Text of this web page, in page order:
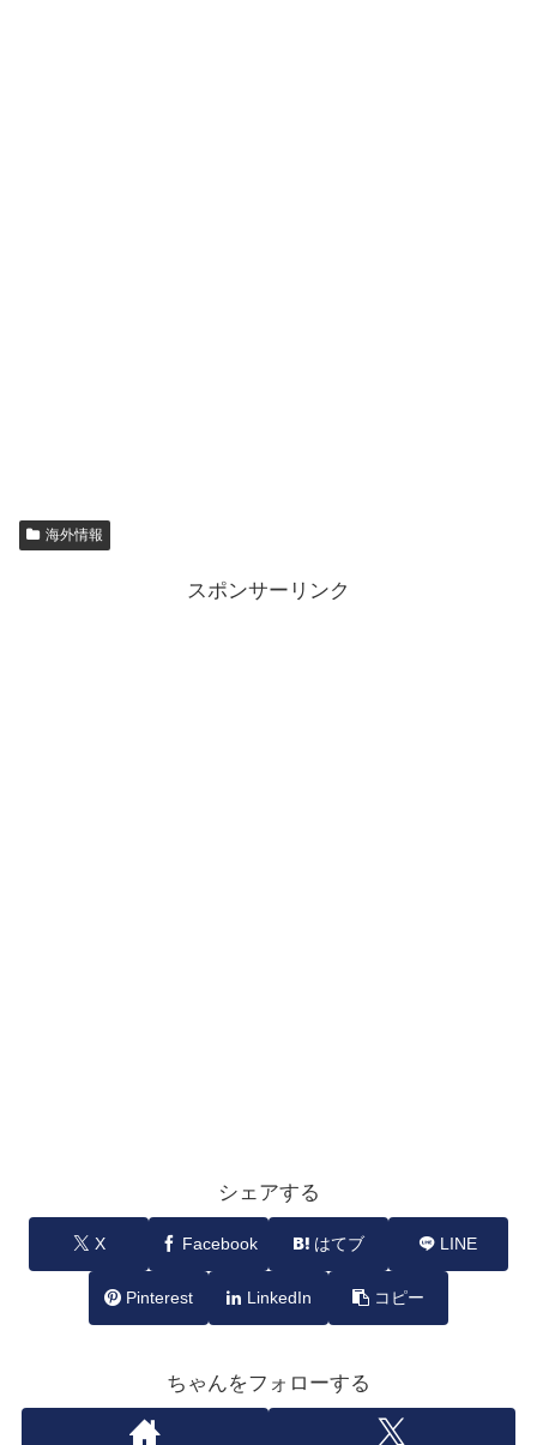
海外情報
スポンサーリンク
シェアする
X Facebook はてブ LINE
Pinterest LinkedIn コピー
ちゃんをフォローする